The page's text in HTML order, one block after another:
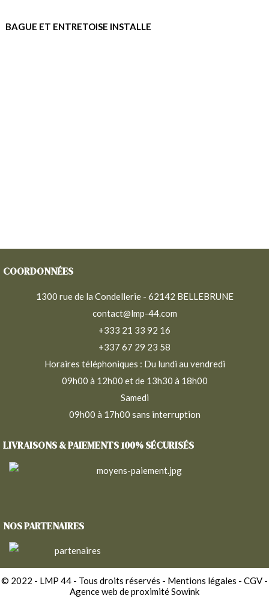
BAGUE ET ENTRETOISE INSTALLE
COORDONNÉES
1300 rue de la Condellerie - 62142 BELLEBRUNE
contact@lmp-44.com
+333 21 33 92 16
+337 67 29 23 58
Horaires téléphoniques : Du lundi au vendredi
09h00 à 12h00 et de 13h30 à 18h00
Samedi
09h00 à 17h00 sans interruption
LIVRAISONS & PAIEMENTS 100% SÉCURISÉS
NOS PARTENAIRES
© 2022 - LMP 44 - Tous droits réservés - Mentions légales - CGV -
Agence web de proximité Sowink